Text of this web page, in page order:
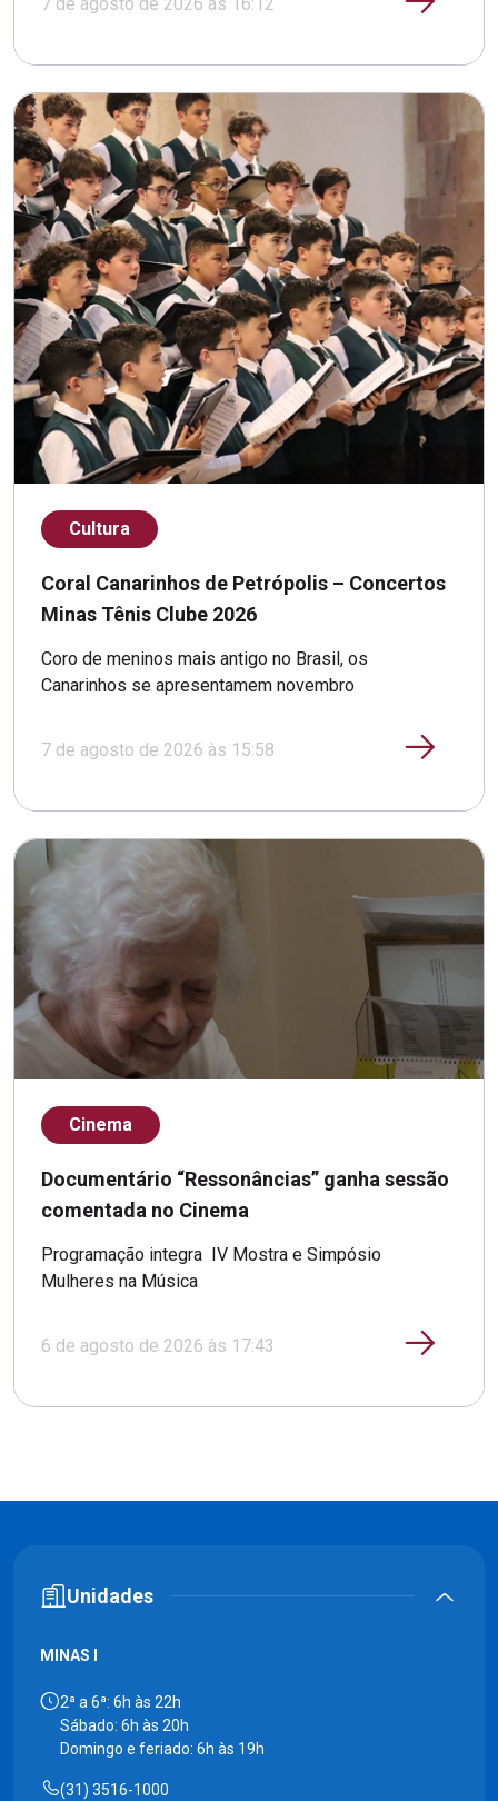
Cultura
Coral Canarinhos de Petrópolis – Concertos
Minas Tênis Clube 2026
Coro de meninos mais antigo no Brasil, os
Canarinhos se apresentamem novembro
7 de agosto de 2026 às 15:58
Cinema
Documentário “Ressonâncias” ganha sessão
comentada no Cinema
Programação integra IV Mostra e Simpósio
Mulheres na Música
6 de agosto de 2026 às 17:43
Unidades
MINAS I
2ª a 6ª: 6h às 22h
Sábado: 6h às 20h
Domingo e feriado: 6h às 19h
(31) 3516-1000